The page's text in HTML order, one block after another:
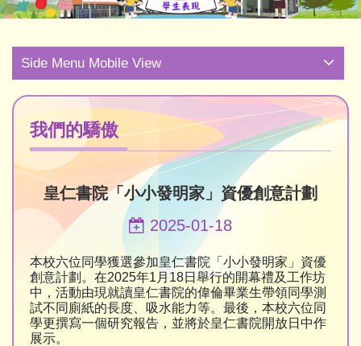
Side Menu Mobile View
我們的驕傲
皇仁書院「小小發明家」資優創意計劃
2025-01-18
本校六位同學獲選參加皇仁書院「小小發明家」資優
創意計劃。在2025年1月18日舉行的開幕禮及工作坊
中，活動由現就讀皇仁書院的偉倫畢業生帶領同學測
試不同廁紙的長度、吸水能力等。最後，本校六位同
學更撰寫一個研究報告，並將於皇仁書院開放日中作
展示。